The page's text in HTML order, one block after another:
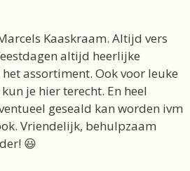
Kaaskraam. Altijd vers
altijd heerlijke
assortiment. Ook voor leuke
je hier terecht. En heel
geseald kan worden ivm
Vriendelijk, behulpzaam
😃